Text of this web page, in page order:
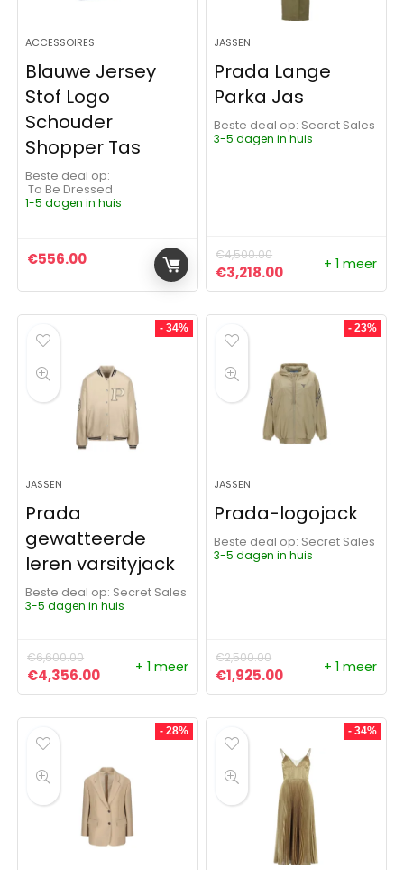
ACCESSOIRES
Blauwe Jersey
Stof Logo
Schouder
Shopper Tas
Beste deal op:
To Be Dressed
1-5 dagen in huis
€556.00
JASSEN
Prada Lange
Parka Jas
Beste deal op:
Secret Sales
3-5 dagen in huis
€4,500.00
Oorspronkelijke prijs
€3,218.00Huidige prijs is:
+ 1 meer
- 34%
JASSEN
Prada
gewatteerde
leren varsityjack
Beste deal op:
Secret Sales
3-5 dagen in huis
€6,600.00
Oorspronkelijke prijs was: €6,600.00.
€4,356.00Huidige prijs is: €4,356.00.
+ 1 meer
- 23%
JASSEN
Prada-logojack
Beste deal op:
Secret Sales
3-5 dagen in huis
€2,500.00
Oorspronkelijke prijs was:
€1,925.00Huidige prijs is:
+ 1 meer
- 28% - 34%